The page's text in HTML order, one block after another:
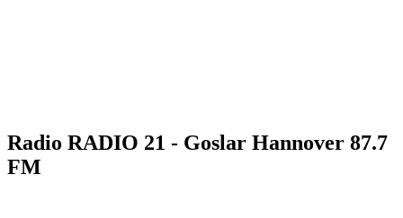
Radio RADIO 21 - Goslar Hannover 87.7
FM